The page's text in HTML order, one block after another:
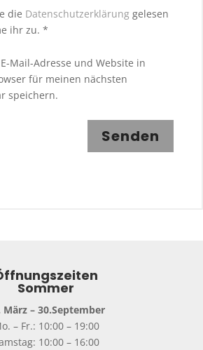
die Datenschutzerklärunggelesen
ihr zu. *
Mail-Adresse und Website in
für meinen nächsten
speichern.
Senden
Sommer
März – 30.September
– Fr.: 10:00 – 19:00
10:00 – 16:00